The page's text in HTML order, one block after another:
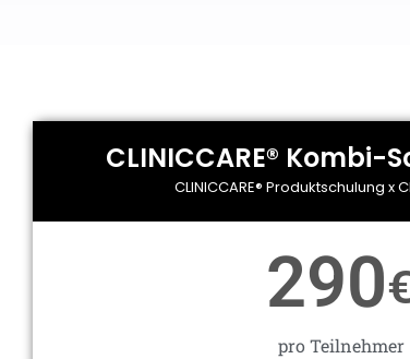
CLINICCARE® Kombi-
CLINICCARE® Produktschulung x
290€
pro Teilnehmer